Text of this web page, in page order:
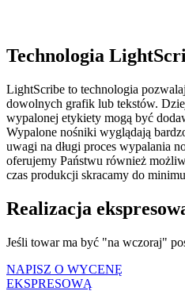
Technologia
LightScribe to technologia
dowolnych grafik lub tekstów.
wypalonej etykiety mogą być
Wypalone nośniki wyglądają
uwagi na długi proces wypalania
oferujemy Państwu również
czas produkcji skracamy do
Realizacja
Jeśli towar ma być "na wczoraj"
NAPISZ O WYCENĘ
EKSPRESOWĄ